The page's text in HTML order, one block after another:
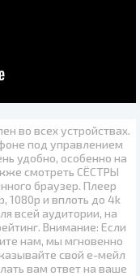
во всех устройствах.
под управлением
удобно, особенно на
смотреть СЁСТРЫ
браузер. Плеер
, 1080p и вплоть до 4k
всей аудитории, на
Внимание: Если
нам, мы мгновенно
свой е-мейл
вам ответ на ваше